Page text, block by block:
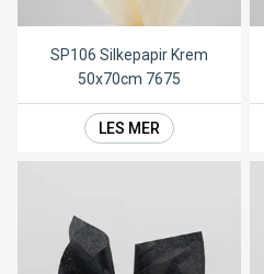
SP106 Silkepapir Krem
50x70cm 7675
LES MER